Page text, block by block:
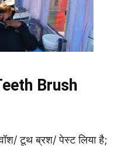
Brush
टूथ ब्रश/ पेस्ट लिया है;